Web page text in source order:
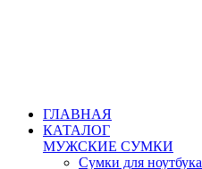
ГЛАВНАЯ
КАТАЛОГ
МУЖСКИЕ СУМКИ
Сумки для ноутбука